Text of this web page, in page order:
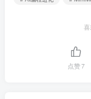
点赞7